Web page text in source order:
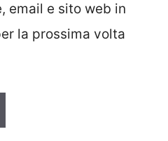
email e sito web in
la prossima volta